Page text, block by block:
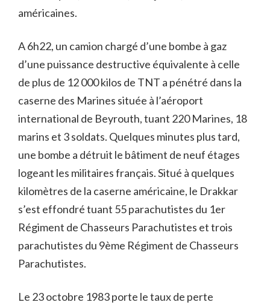
américaines.
A 6h22, un camion chargé d’une bombe à gaz
d’une puissance destructive équivalente à celle
de plus de 12 000 kilos de TNT a pénétré dans la
caserne des Marines située à l’aéroport
international de Beyrouth, tuant 220 Marines, 18
marins et 3 soldats. Quelques minutes plus tard,
une bombe a détruit le bâtiment de neuf étages
logeant les militaires français. Situé à quelques
kilomètres de la caserne américaine, le Drakkar
s’est effondré tuant 55 parachutistes du 1er
Régiment de Chasseurs Parachutistes et trois
parachutistes du 9ème Régiment de Chasseurs
Parachutistes.
Le 23 octobre 1983 porte le taux de perte